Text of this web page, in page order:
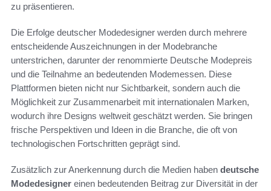
zu präsentieren.
Die Erfolge deutscher Modedesigner werden durch mehrere
entscheidende Auszeichnungen in der Modebranche
unterstrichen, darunter der renommierte Deutsche Modepreis
und die Teilnahme an bedeutenden Modemessen. Diese
Plattformen bieten nicht nur Sichtbarkeit, sondern auch die
Möglichkeit zur Zusammenarbeit mit internationalen Marken,
wodurch ihre Designs weltweit geschätzt werden. Sie bringen
frische Perspektiven und Ideen in die Branche, die oft von
technologischen Fortschritten geprägt sind.
Zusätzlich zur Anerkennung durch die Medien haben deutsche
Modedesigner einen bedeutenden Beitrag zur Diversität in der